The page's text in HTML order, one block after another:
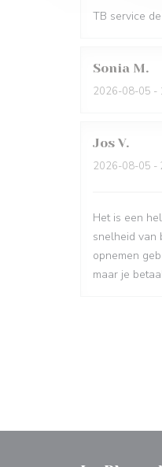
TB service
Sonia M
2026-08-05 -
Jos V
2026-08-05 -
Het is een
snelheid van
opnemen
maar je